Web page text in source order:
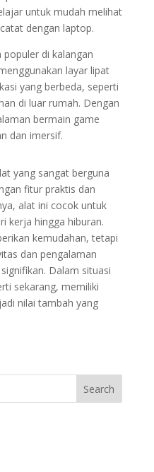
untuk mudah melihat
dengan laptop.
di kalangan
layar lipat
yang berbeda, seperti
di luar rumah. Dengan
bermain game
dan imersif.
yang sangat berguna
fitur praktis dan
alat ini cocok untuk
kerja hingga hiburan.
kemudahan, tetapi
dan pengalaman
Dalam situasi
sekarang, memiliki
nilai tambah yang
Search